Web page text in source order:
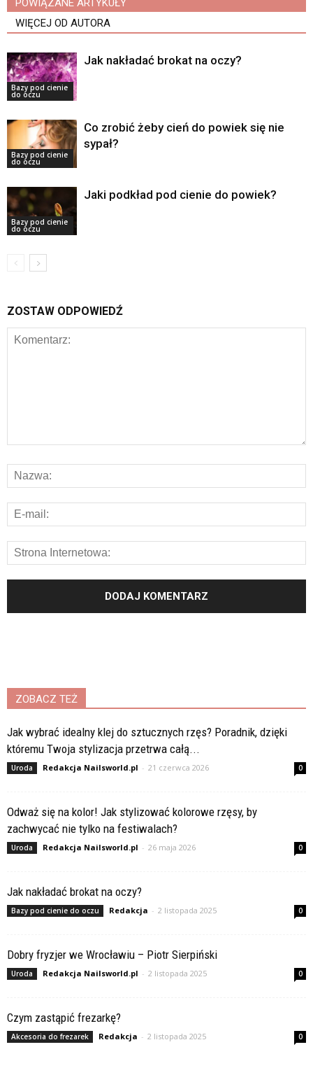
POWIĄZANE ARTYKUŁY
WIĘCEJ OD AUTORA
Bazy pod cienie
do oczu
Jak nakładać brokat na oczy?
Bazy pod cienie
do oczu
Co zrobić żeby cień do powiek się nie
sypał?
Bazy pod cienie
do oczu
Jaki podkład pod cienie do powiek?
ZOSTAW ODPOWIEDŹ
ZOBACZ TEŻ
Jak wybrać idealny klej do sztucznych rzęs? Poradnik, dzięki
któremu Twoja stylizacja przetrwa całą...
Uroda Redakcja Nailsworld.pl - 21 czerwca 2026 0
Odważ się na kolor! Jak stylizować kolorowe rzęsy, by
zachwycać nie tylko na festiwalach?
Uroda Redakcja Nailsworld.pl - 26 maja 2026 0
Jak nakładać brokat na oczy?
Bazy pod cienie do oczu Redakcja - 2 listopada 2025 0
Dobry fryzjer we Wrocławiu – Piotr Sierpiński
Uroda Redakcja Nailsworld.pl - 2 listopada 2025 0
Czym zastąpić frezarkę?
Akcesoria do frezarek Redakcja - 2 listopada 2025 0